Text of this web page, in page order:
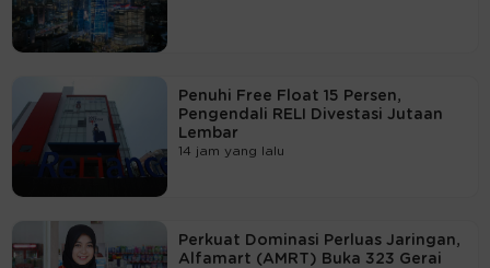
Penuhi Free Float 15 Persen,
Pengendali RELI Divestasi Jutaan
Lembar
14 jam yang lalu
Perkuat Dominasi Perluas Jaringan,
Alfamart (AMRT) Buka 323 Gerai